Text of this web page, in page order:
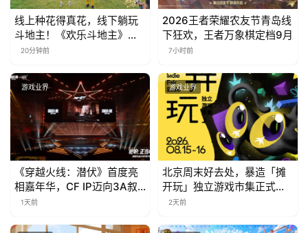
线上种花得真花，线下躺玩
斗地主！《欢乐斗地主》欢
乐中国行·云南站精彩盘点
20分钟前
2026王者荣耀农友节青岛线
下狂欢，王者万象棋定档9月
7小时前
游戏业界
《穿越火线：潜伏》首度亮
相嘉年华，CF IP迈向3A叙
事新高度
1天前
游戏业界
北京周末好去处，暴造「摊
开玩」独立游戏市集正式开
票！
2天前